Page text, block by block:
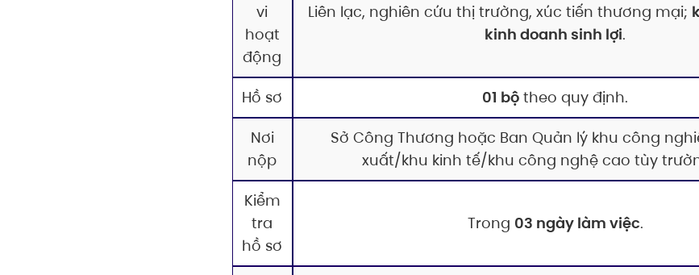
vi
hoạt
động
Liên lạc, nghiên cứu thị trường, xúc tiến thương mại;
kinh doanh sinh lợi.
Hồ sơ 01 bộ theo quy định.
Nơi
nộp
Sở Công Thương hoặc Ban Quản lý khu công
xuất/khu kinh tế/khu công nghệ cao tùy
Kiểm
tra
hồ sơ
Trong 03 ngày làm việc.